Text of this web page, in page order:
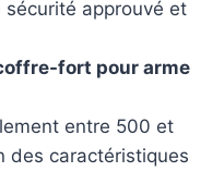
approuvé et
fort pour arme
entre 500 et
des caractéristiques